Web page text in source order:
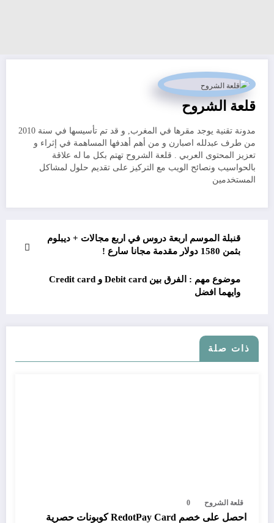
قلعة الشروح
مدونة تقنية يوجد مقرها في المغرب, و قد تم تأسيسها في سنة 2010
من طرف عبدلله اصبارن و من أهم أهدفها المساهمة في إثراء و
تعزيز المحتوى العربي . قلعة الشروح تهتم بكل ما له علاقة
بالحواسيب ونصائح الويب مع التركيز على تقديم حلول لمشاكل
المستخدمين
قنبلة الموسم اربعة دروس في اربع مجالات + ديبلوم
بثمن 1580 دولار مقدمة مجانا سارع !
موضوع مهم : الفرق بين Debit card و Credit card
وايهما افضل
ذات صلة
قلعة الشروح 0
احصل على خصم RedotPay Card كوبونات حصرية